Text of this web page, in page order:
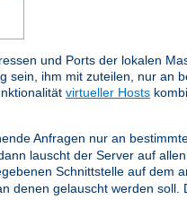
und Ports der lokalen
sein, ihm mit zuteilen, nur
virtueller Hosts
Anfragen nur an
lauscht der Server auf
Schnittstelle auf dem
denen gelauscht werden